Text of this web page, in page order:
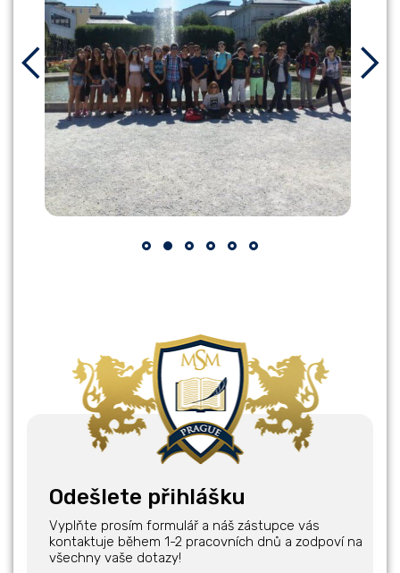
Odešlete přihlášku
Vyplňte prosím formulář a náš zástupce vás
kontaktuje během 1-2 pracovních dnů a zodpoví na
všechny vaše dotazy!